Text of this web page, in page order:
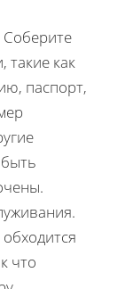
Соберите
такие как
паспорт,
что